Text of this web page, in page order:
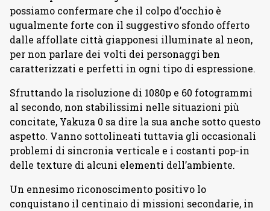
possiamo confermare che il colpo d’occhio è
ugualmente forte con il suggestivo sfondo offerto
dalle affollate città giapponesi illuminate al neon,
per non parlare dei volti dei personaggi ben
caratterizzati e perfetti in ogni tipo di espressione.
Sfruttando la risoluzione di 1080p e 60 fotogrammi
al secondo, non stabilissimi nelle situazioni più
concitate, Yakuza 0 sa dire la sua anche sotto questo
aspetto. Vanno sottolineati tuttavia gli occasionali
problemi di sincronia verticale e i costanti pop-in
delle texture di alcuni elementi dell’ambiente.
Un ennesimo riconoscimento positivo lo
conquistano il centinaio di missioni secondarie, in